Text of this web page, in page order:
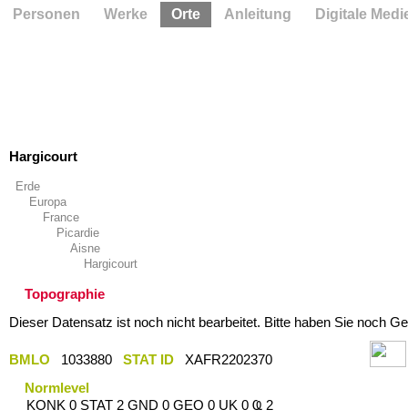
Hargicourt
Erde
Europa
France
Picardie
Aisne
Hargicourt
Topographie
Dieser Datensatz ist noch nicht bearbeitet. Bitte haben Sie noch
BMLO 1033880 STAT ID
XAFR2202370
Normlevel
KONK 0 STAT 2 GND 0 GEO 0 UK 0 Ҩ 2
Personen Werke Orte Anleitung Digitale